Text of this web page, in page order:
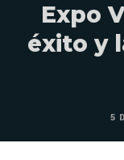
Expo
éxito y
5